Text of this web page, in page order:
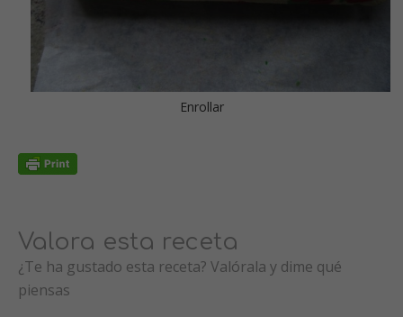
Enrollar
Valora esta receta
¿Te ha gustado esta receta? Valórala y dime qué
piensas